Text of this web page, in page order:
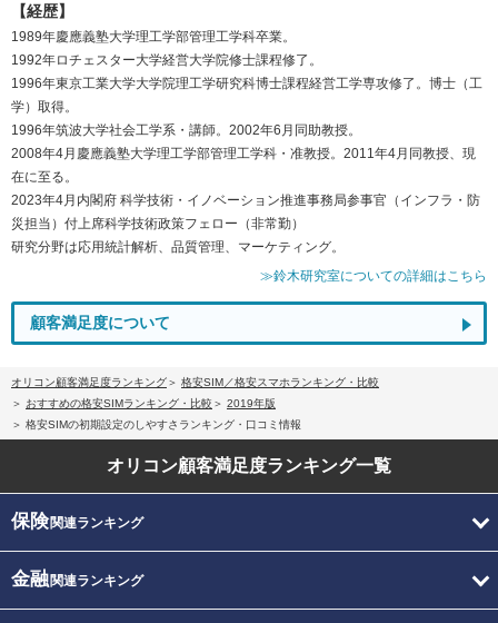
【経歴】
1989年慶應義塾大学理工学部管理工学科卒業。
1992年ロチェスター大学経営大学院修士課程修了。
1996年東京工業大学大学院理工学研究科博士課程経営工学専攻修了。博士（工
学）取得。
1996年筑波大学社会工学系・講師。2002年6月同助教授。
2008年4月慶應義塾大学理工学部管理工学科・准教授。2011年4月同教授、現
在に至る。
2023年4月内閣府 科学技術・イノベーション推進事務局参事官（インフラ・防
災担当）付上席科学技術政策フェロー（非常勤）
研究分野は応用統計解析、品質管理、マーケティング。
≫鈴木研究室についての詳細はこちら
顧客満足度について
オリコン顧客満足度ランキング
格安SIM／格安スマホランキング・比較
おすすめの格安SIMランキング・比較
2019年版
格安SIMの初期設定のしやすさランキング・口コミ情報
オリコン顧客満足度ランキング一覧
保険関連ランキング
金融関連ランキング